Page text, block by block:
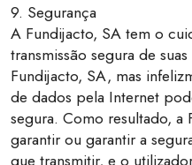
9. Segurança
A Fundijacto, SA tem o
transmissão segura de
Fundijacto, SA, mas
de dados pela Internet
segura. Como resultado,
garantir ou garantir a